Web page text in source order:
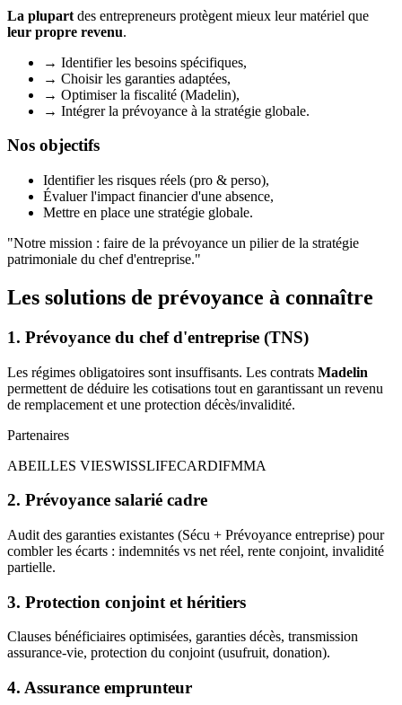
La plupart des entrepreneurs protègent mieux leur matériel que
leur propre revenu.
→ Identifier les besoins spécifiques,
→ Choisir les garanties adaptées,
→ Optimiser la fiscalité (Madelin),
→ Intégrer la prévoyance à la stratégie globale.
Nos objectifs
Identifier les risques réels (pro & perso),
Évaluer l'impact financier d'une absence,
Mettre en place une stratégie globale.
"Notre mission : faire de la prévoyance un pilier de la stratégie
patrimoniale du chef d'entreprise."
Les solutions de prévoyance à connaître
1. Prévoyance du chef d'entreprise (TNS)
Les régimes obligatoires sont insuffisants. Les contrats Madelin
permettent de déduire les cotisations tout en garantissant un revenu
de remplacement et une protection décès/invalidité.
Partenaires
ABEILLES VIESWISSLIFECARDIFMMA
2. Prévoyance salarié cadre
Audit des garanties existantes (Sécu + Prévoyance entreprise) pour
combler les écarts : indemnités vs net réel, rente conjoint, invalidité
partielle.
3. Protection conjoint et héritiers
Clauses bénéficiaires optimisées, garanties décès, transmission
assurance-vie, protection du conjoint (usufruit, donation).
4. Assurance emprunteur